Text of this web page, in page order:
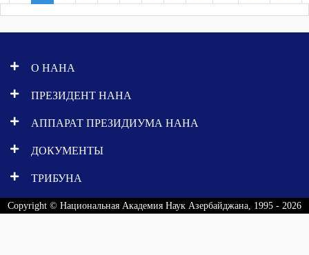
О НАНА
ПРЕЗИДЕНТ НАНА
АППАРАТ ПРЕЗИДИУМА НАНА
ДОКУМЕНТЫ
ТРИБУНА
Copyright © Национальная Академия Наук Азербайджана, 1995 - 2026